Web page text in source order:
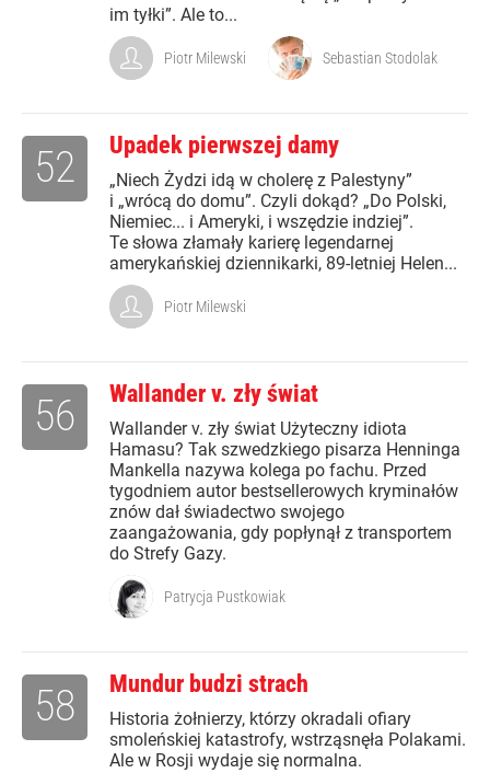
im tyłki”. Ale to...
Piotr Milewski Sebastian Stodolak
Upadek pierwszej damy
„Niech Żydzi idą w cholerę z Palestyny”
i „wrócą do domu”. Czyli dokąd? „Do Polski,
Niemiec... i Ameryki, i wszędzie indziej”.
Te słowa złamały karierę legendarnej
amerykańskiej dziennikarki, 89-letniej Helen...
52
Piotr Milewski
Wallander v. zły świat
Wallander v. zły świat Użyteczny idiota
Hamasu? Tak szwedzkiego pisarza Henninga
Mankella nazywa kolega po fachu. Przed
tygodniem autor bestsellerowych kryminałów
znów dał świadectwo swojego
zaangażowania, gdy popłynął z transportem
do Strefy Gazy.
56
Patrycja Pustkowiak
Mundur budzi strach
Historia żołnierzy, którzy okradali ofiary
smoleńskiej katastrofy, wstrząsnęła Polakami.
Ale w Rosji wydaje się normalna.
58